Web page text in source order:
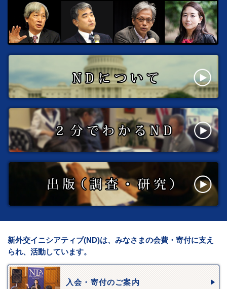
新外交イニシアティブ(ND)は、みなさまの会費・寄付に支え
られ、活動しています。
入会・寄付のご案内